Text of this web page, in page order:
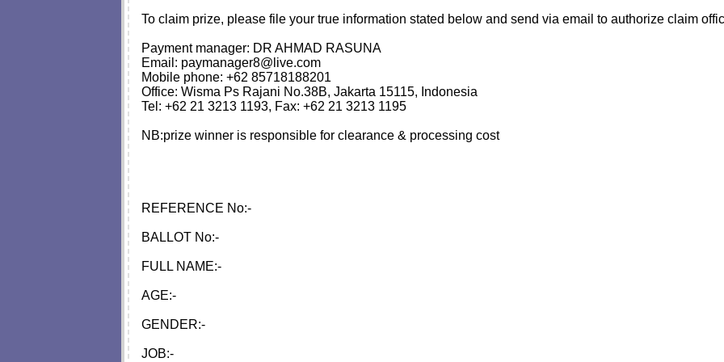
To claim prize, please file your true information stated below and send via email to authorize claim
Payment manager: DR AHMAD RASUNA
Email: paymanager8@live.com
Mobile phone: +62 85718188201
Office: Wisma Ps Rajani No.38B, Jakarta 15115, Indonesia
Tel: +62 21 3213 1193, Fax: +62 21 3213 1195
NB:prize winner is responsible for clearance & processing cost
REFERENCE No:-
BALLOT No:-
FULL NAME:-
AGE:-
GENDER:-
JOB:-